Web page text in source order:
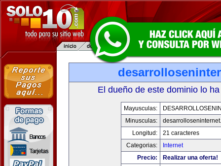
El dueño de este dominio lo
Mayusculas:
Minusculas:
Longitud:
21 caracteres
Categorias:
Internet
Precio:
Realizar una oferta!